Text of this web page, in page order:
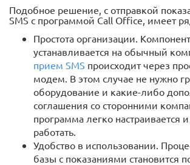
Подобное решение, с отправкой
SMS с программой Call Office, имеет
Простота организации. Компонент
устанавливается на обычный
прием SMS происходит через
модем. В этом случае не нужно
оборудование и какие-либо
соглашения со сторонними
программа легко настраивается
работать.
Удобство в использовании.
базы с показаниями становится